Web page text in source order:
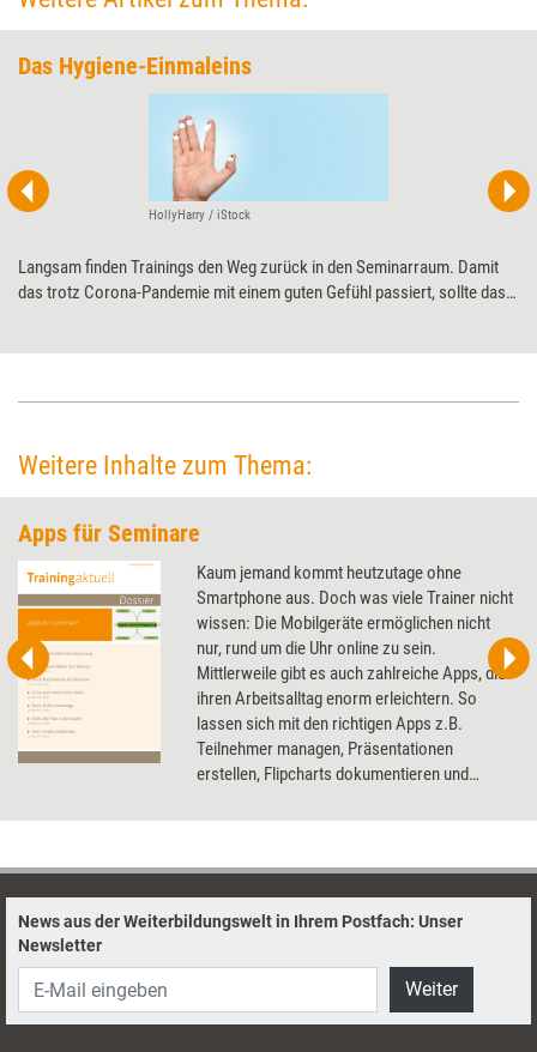
Das Hygiene-Einmaleins
HollyHarry / iStock
Langsam finden Trainings den Weg zurück in den Seminarraum. Damit
das trotz Corona-Pandemie mit einem guten Gefühl passiert, sollte das
Weitere Inhalte zum Thema:
Apps für Seminare
Kaum jemand kommt heutzutage ohne
Smartphone aus. Doch was viele Trainer nicht
wissen: Die Mobilgeräte ermöglichen nicht
nur, rund um die Uhr online zu sein.
Mittlerweile gibt es auch zahlreiche Apps, die
ihren Arbeitsalltag enorm erleichtern. So
lassen sich mit den richtigen Apps z.B.
Teilnehmer managen, Präsentationen
erstellen, Flipcharts dokumentieren und
die nützlichsten Apps für Trainer vor.
News aus der Weiterbildungswelt in Ihrem Postfach: Unser
Newsletter
Weiter